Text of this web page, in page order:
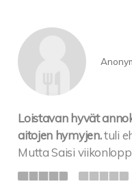
Loistavan hyvät
aitojen hymyjen.tuli
Mutta Saisi